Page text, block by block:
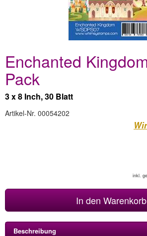
Enchanted
Pack
3 x 8 Inch, 30 Blatt
Artikel-Nr. 00054202
inkl.
In den Warenkorb
Beschreibung